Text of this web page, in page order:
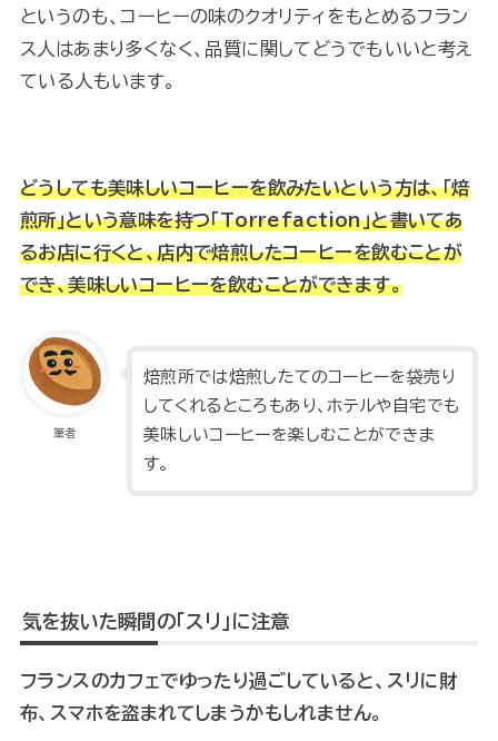
というのも、コーヒーの味のクオリティをもとめるフラン
ス人はあまり多くなく、品質に関してどうでもいいと考え
ている人もいます。
どうしても美味しいコーヒーを飲みたいという方は、「焙
煎所」という意味を持つ「Torrefaction」と書いてあ
るお店に行くと、店内で焙煎したコーヒーを飲むことが
でき、美味しいコーヒーを飲むことができます。
筆者
焙煎所では焙煎したてのコーヒーを袋売り
してくれるところもあり、ホテルや自宅でも
美味しいコーヒーを楽しむことができま
す。
気を抜いた瞬間の「スリ」に注意
フランスのカフェでゆったり過ごしていると、スリに財
布、スマホを盗まれてしまうかもしれません。